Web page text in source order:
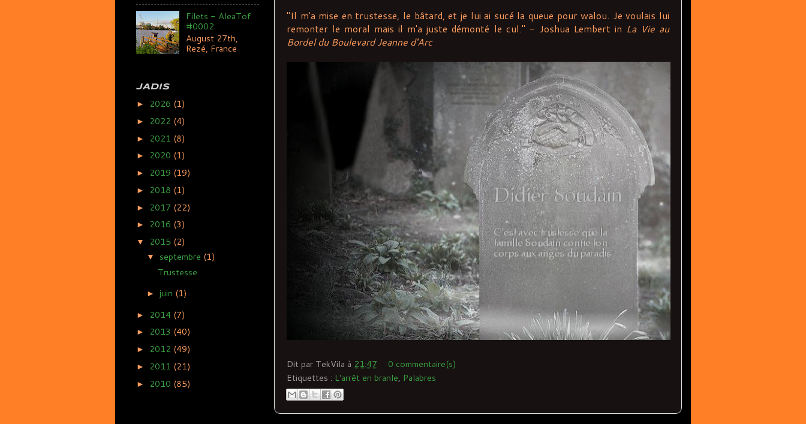
"Il m'a mise en trustesse, le bâtard, et je lui ai sucé la queue pour walou. Je voulais lui
remonter le moral mais il m'a juste démonté le cul." - Joshua Lembert in La Vie au
Bordel du Boulevard Jeanne d'Arc
Dit par TekVila à 21:47
0 commentaire(s)
Etiquettes : L'arrêt en branle, Palabres
Filets - AleaTof
#0002
August 27th,
Rezé, France
JADIS
► 2026 (1)
► 2022 (4)
► 2021 (8)
► 2020 (1)
► 2019 (19)
► 2018 (1)
► 2017 (22)
► 2016 (3)
▼ 2015 (2)
▼ septembre (1)
Trustesse
►juin (1)
► 2014 (7)
► 2013 (40)
► 2012 (49)
► 2011 (21)
► 2010 (85)